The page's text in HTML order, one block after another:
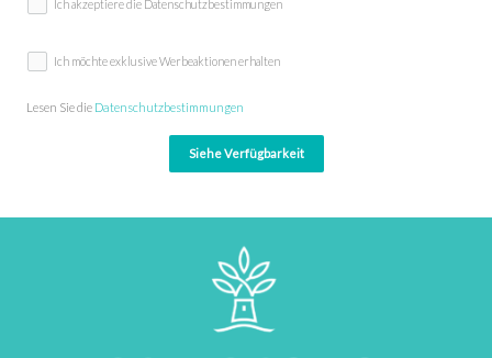
Ich akzeptiere die Datenschutzbestimmungen
Ich möchte exklusive Werbeaktionen erhalten
Lesen Sie die Datenschutzbestimmungen
Siehe Verfügbarkeit